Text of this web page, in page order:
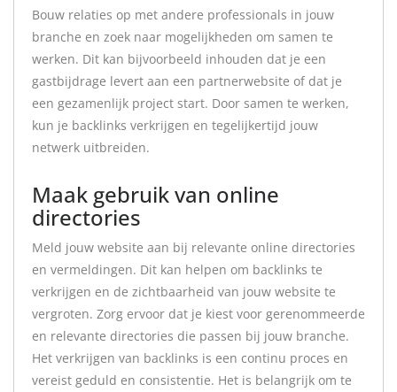
Bouw relaties op met andere professionals in jouw
branche en zoek naar mogelijkheden om samen te
werken. Dit kan bijvoorbeeld inhouden dat je een
gastbijdrage levert aan een partnerwebsite of dat je
een gezamenlijk project start. Door samen te werken,
kun je backlinks verkrijgen en tegelijkertijd jouw
netwerk uitbreiden.
Maak gebruik van online
directories
Meld jouw website aan bij relevante online directories
en vermeldingen. Dit kan helpen om backlinks te
verkrijgen en de zichtbaarheid van jouw website te
vergroten. Zorg ervoor dat je kiest voor gerenommeerde
en relevante directories die passen bij jouw branche.
Het verkrijgen van backlinks is een continu proces en
vereist geduld en consistentie. Het is belangrijk om te